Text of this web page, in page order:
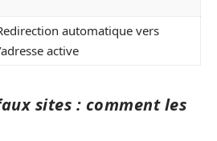
automatique vers
active
sites : comment les